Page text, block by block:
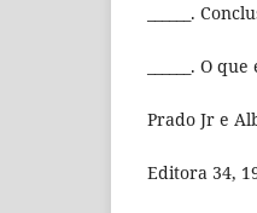
______.
______. O
Prado Jr e
Editora 34,